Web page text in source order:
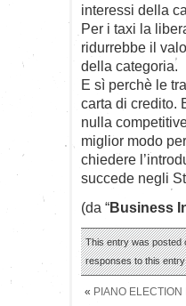
interessi della
Per i taxi la
ridurrebbe il
della categoria.
E sì perchè le
carta di credito.
nulla
miglior modo
chiedere
succede negli
(da “Business
This entry was posted
responses to this
« PIANO